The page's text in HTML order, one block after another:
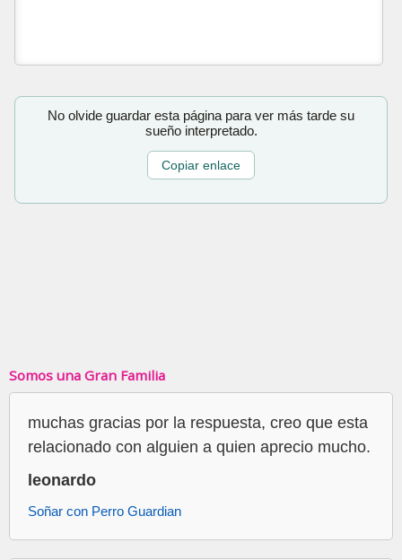
No olvide guardar esta página para ver más tarde su
sueño interpretado.
Copiar enlace
Somos una Gran Familia
muchas gracias por la respuesta, creo que esta
relacionado con alguien a quien aprecio mucho.
leonardo
Soñar con Perro Guardian